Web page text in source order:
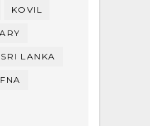
KOVIL
SRI LANKA